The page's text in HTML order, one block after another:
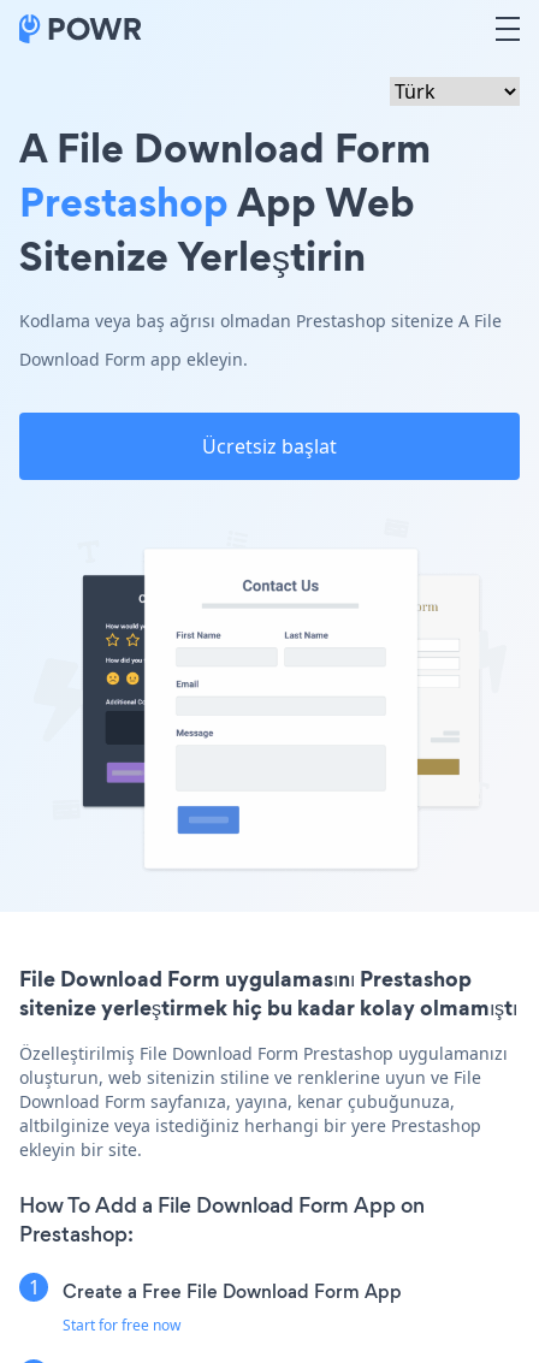
A File Download Form
PrestashopApp Web
Sitenize Yerleştirin
Kodlama veya baş ağrısı olmadan Prestashop sitenize A File
Download Form app ekleyin.
Ücretsiz başlat
File Download Form uygulamasını Prestashop
sitenize yerleştirmek hiç bu kadar kolay olmamıştı
Özelleştirilmiş File Download Form Prestashop uygulamanızı
oluşturun, web sitenizin stiline ve renklerine uyun ve File
Download Form sayfanıza, yayına, kenar çubuğunuza,
altbilginize veya istediğiniz herhangi bir yere Prestashop
ekleyin bir site.
How To Add a File Download Form App on
Prestashop:
Create a Free File Download Form App
Start for free now